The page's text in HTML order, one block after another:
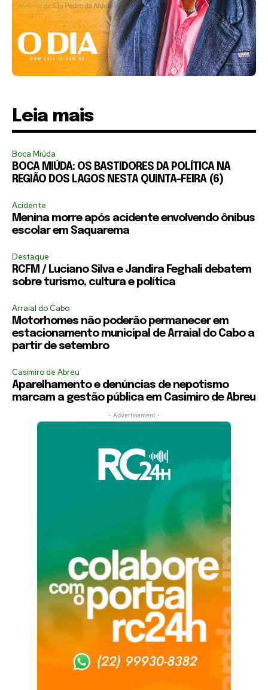
Leia mais
Boca Miúda
BOCA MIÚDA: OS BASTIDORES DA POLÍTICA NA
REGIÃO DOS LAGOS NESTA QUINTA-FEIRA (6)
Acidente
Menina morre após acidente envolvendo ônibus
escolar em Saquarema
Destaque
RCFM / Luciano Silva e Jandira Feghali debatem
sobre turismo, cultura e política
Arraial do Cabo
Motorhomes não poderão permanecer em
estacionamento municipal de Arraial do Cabo a
partir de setembro
Casimiro de Abreu
Aparelhamento e denúncias de nepotismo
marcam a gestão pública em Casimiro de Abreu
- Advertisement -